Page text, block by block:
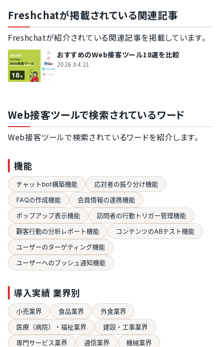
Freshchatが掲載されている関連記事
Freshchatが紹介されている関連記事を掲載しています。
おすすめのWeb接客ツール18選を比較
2026.04.21
Web接客ツールで検索されているワード
Web接客ツールで検索されているワードを紹介します。
機能
チャットbot構築機能
応対者の振り分け機能
FAQの作成機能
会員情報の連携機能
ポップアップ表示機能
訪問者の行動トリガー管理機能
顧客行動の分析レポート機能
コンテンツのABテスト機能
ユーザーのターゲティング機能
ユーザーへのプッシュ通知機能
導入実績 業界別
小売業界 食品業界
外食業界
医療（病院）・福祉業界
建設・工事業界
専門サービス業界
通信業界 機械業界